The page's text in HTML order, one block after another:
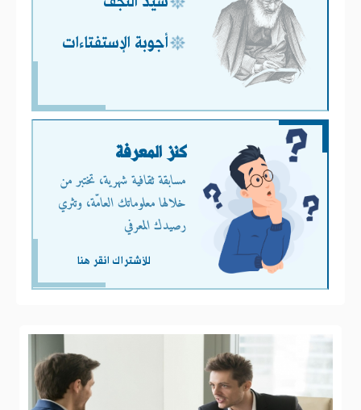
أجوبة الإستفتاءات
كنز المعرفة
مسابقة ثقافية شهرية، تختبر من
خلالها معلوماتك العامّة، وتثري
رصيدك المعرفي
للأشتراك انقر هنا